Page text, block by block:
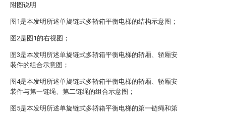
附图说明
图1是本发明所述单旋链式多轿箱平衡电梯的结构示意图；
图2是图1的右视图；
图3是本发明所述单旋链式多轿箱平衡电梯的轿厢、轿厢安
装件的组合示意图；
图4是本发明所述单旋链式多轿箱平衡电梯的轿厢、轿厢安
装件与第一链绳、第二链绳的组合示意图；
图5是本发明所述单旋链式多轿箱平衡电梯的第一链绳和第